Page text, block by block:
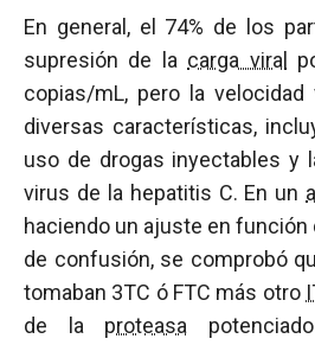
En general, el 74% de los
supresión de la carga viral
copias/mL, pero la
diversas características,
uso de drogas inyectables y
virus de la hepatitis C. En un
haciendo un ajuste en
de confusión, se comprobó
tomaban 3TC ó FTC más otro
de la proteasa